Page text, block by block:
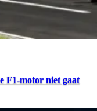
F1-motor niet gaat